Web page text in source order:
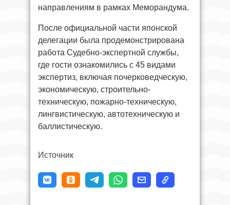
направлениям в рамках Меморандума.
После официальной части японской
делегации была продемонстрирована
работа Судебно-экспертной службы,
где гости ознакомились с 45 видами
экспертиз, включая почерковедческую,
экономическую, строительно-
техническую, пожарно-техническую,
лингвистическую, автотехническую и
баллистическую.
Источник